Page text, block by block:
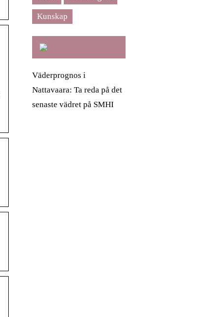
Kunskap
Väderprognos i
Nattavaara: Ta reda på det
senaste vädret på SMHI